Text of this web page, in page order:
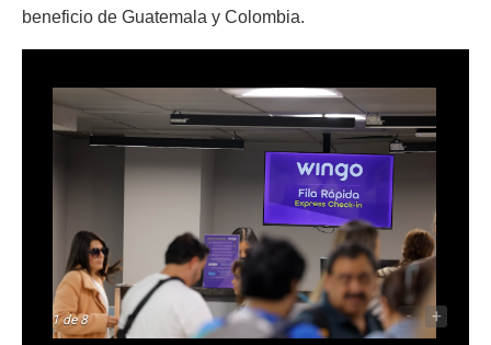
beneficio de Guatemala y Colombia.
1de 8 - +